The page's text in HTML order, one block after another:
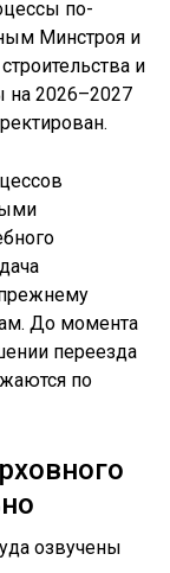
по-
Минстроя и
и
на 2026–2027
До момента
переезда
по